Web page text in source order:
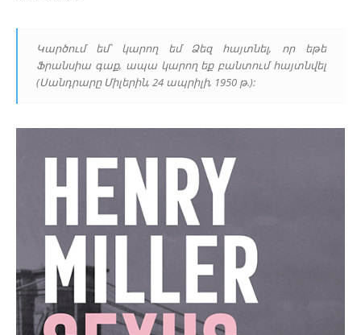
Կարծում եմ՝ կարող եմ Ձեզ հայտնել, որ եթե
Ֆրանսիա գաք, ապա կարող եք բանտում հայտնվել
(Սանդրարը Միլերին, 24 ապրիլի, 1950 թ.):